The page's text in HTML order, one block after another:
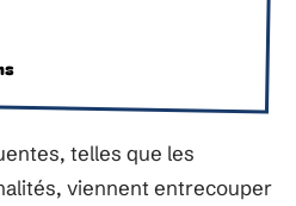
telles que les
viennent entrecouper